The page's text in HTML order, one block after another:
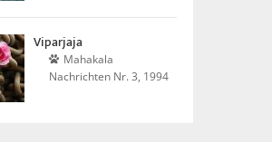
Viparjaja
Mahakala
Nachrichten Nr. 3, 1994